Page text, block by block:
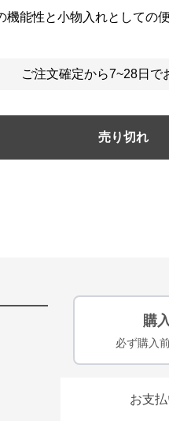
機能性と小物入れとしての
ご注文確定から7~28日で
売り切れ
購
必ず購入
お支